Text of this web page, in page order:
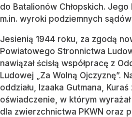
do Batalionów Chłopskich.
m.in. wyroki podziemnych
Jesienią 1944 roku, za zgodą
Powiatowego Stronnictwa
nawiązał ścisłą współpracę z
Ludowej „Za Wolną Ojczyznę”.
oddziału, Izaaka Gutmana, Kuraś
oświadczenie, w którym
dla zwierzchnictwa PKWN oraz